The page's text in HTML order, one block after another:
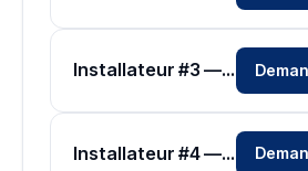
Installateur #3 — Zone Hautes-Pyrénées
Installateur #4 — Zone Hautes-Pyrénées